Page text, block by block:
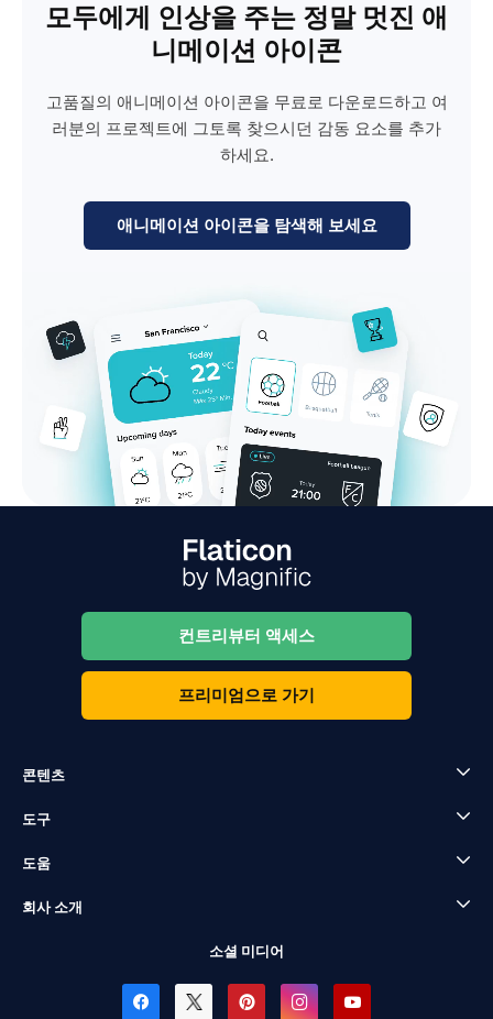
모두에게 인상을 주는 정말 멋진 애
니메이션 아이콘
고품질의 애니메이션 아이콘을 무료로 다운로드하고 여
러분의 프로젝트에 그토록 찾으시던 감동 요소를 추가
하세요.
애니메이션 아이콘을 탐색해 보세요
컨트리뷰터 액세스
프리미엄으로 가기
콘텐츠
도구
도움
회사 소개
소셜 미디어